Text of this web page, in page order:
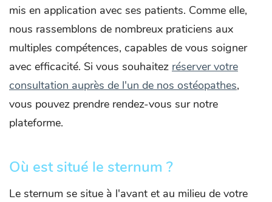
mis en application avec ses patients. Comme elle,
nous rassemblons de nombreux praticiens aux
multiples compétences, capables de vous soigner
avec efficacité. Si vous souhaitez réserver votre
consultation auprès de l'un de nos ostéopathes,
vous pouvez prendre rendez-vous sur notre
plateforme.
Où est situé le sternum ?
Le sternum se situe à l'avant et au milieu de votre